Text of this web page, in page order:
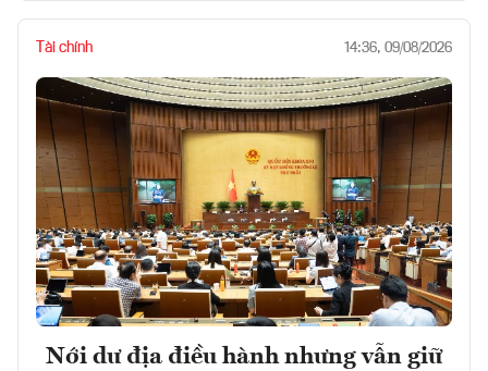
Tài chính 14:36, 09/08/2026
Nới dư địa điều hành nhưng vẫn giữ